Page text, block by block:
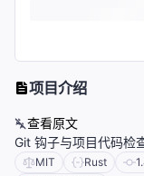
项目介绍
查看原文
Git 钩子与项目代码检
MIT Rust